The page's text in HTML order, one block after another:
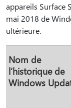
appareils Surface
mai 2018 de
ultérieure.
Nom de
l’historique de
Windows